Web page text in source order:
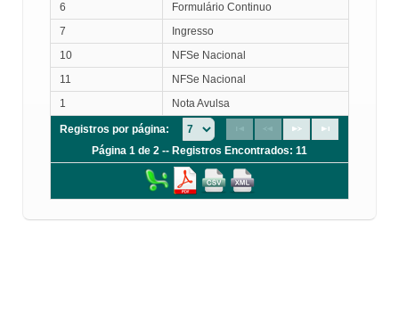
6
Formulário Continuo
7
Ingresso
10
NFSe Nacional
11
NFSe Nacional
1
Nota Avulsa
Registros por página:
Página 1 de 2 -- Registros Encontrados: 11